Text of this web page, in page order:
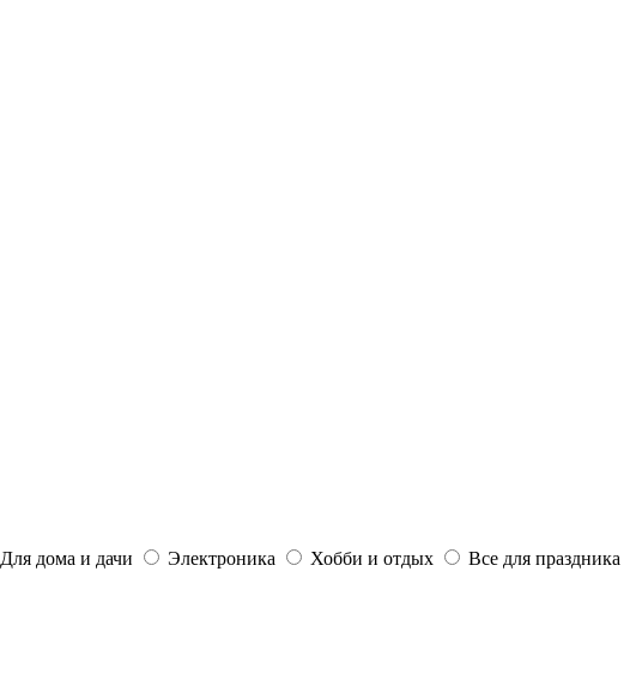
Для дома и дачи Электроника Хобби и отдых
Все для праздника